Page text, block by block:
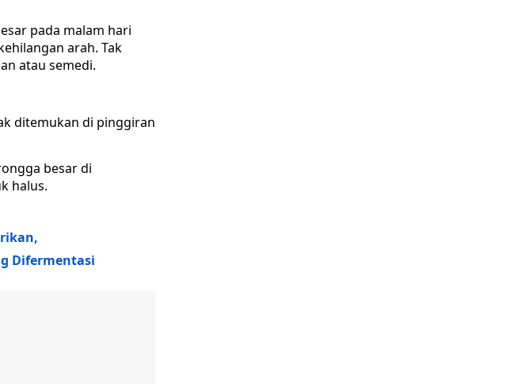
pada malam hari
arah. Tak
atau semedi.
ditemukan di pinggiran
besar di
halus.
Difermentasi